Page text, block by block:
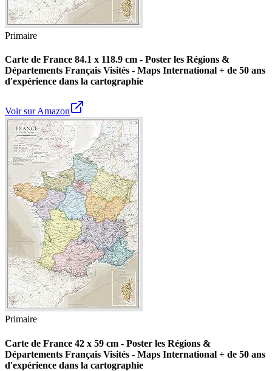
Primaire
Carte de France 84.1 x 118.9 cm - Poster les Régions &
Départements Français Visités - Maps International + de 50 ans
d'expérience dans la cartographie
Voir sur Amazon
Primaire
Carte de France 42 x 59 cm - Poster les Régions &
Départements Français Visités - Maps International + de 50 ans
d'expérience dans la cartographie